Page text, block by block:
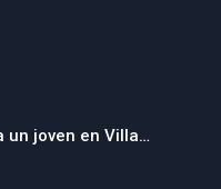
un joven en Villa…